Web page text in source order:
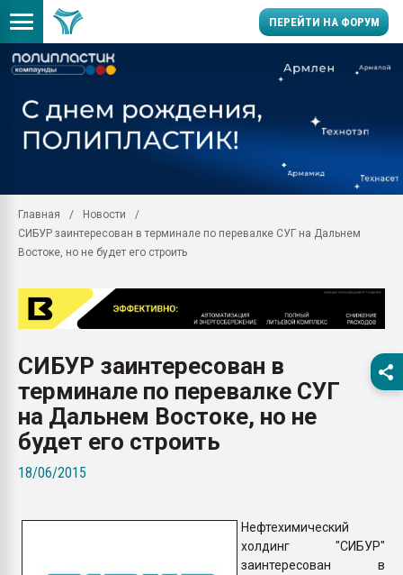
ПЕРЕЙТИ НА ФОРУМ
заводу пластмасс"
28.07.2026
первый план в
28.07.2026
ситуацией на
Всё, что касается
Главная
Новости
СИБУР заинтересован в терминале по перевалке СУГ на Дальнем
Востоке, но не будет его строить
СИБУР заинтересован в
терминале по перевалке СУГ
на Дальнем Востоке, но не
будет его строить
18/06/2015
Нефтехимический
холдинг "СИБУР"
заинтересован в